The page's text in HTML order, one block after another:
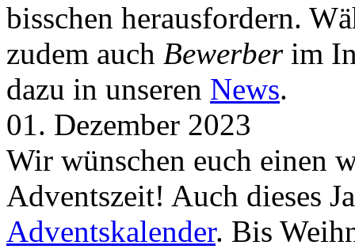
bisschen herausfordern.
zudem auch Bewerberim
dazu in unseren News.
01. Dezember 2023
Wir wünschen euch einen
Adventszeit! Auch dieses
Adventskalender. Bis